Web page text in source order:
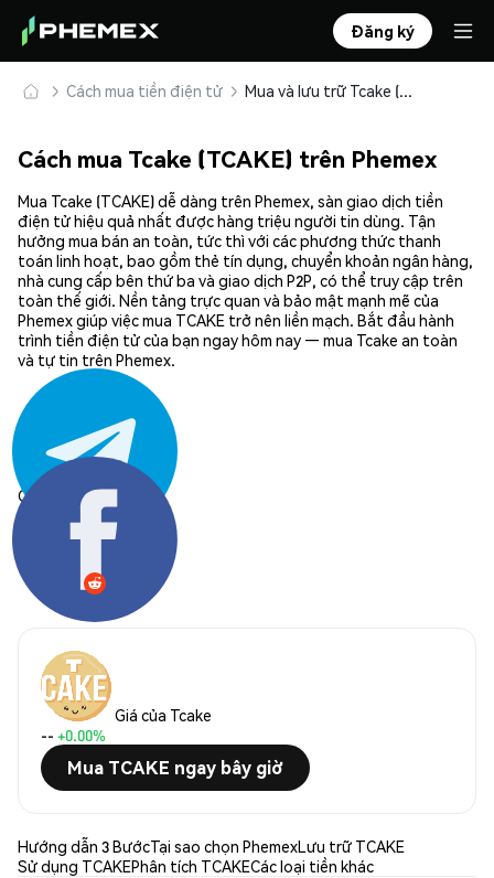
Đăng ký
Cách mua tiền điện tử Mua và lưu trữ Tcake (TCAKE) an toàn
Cách mua Tcake (TCAKE) trên Phemex
Mua Tcake (TCAKE) dễ dàng trên Phemex, sàn giao dịch tiền
điện tử hiệu quả nhất được hàng triệu người tin dùng. Tận
hưởng mua bán an toàn, tức thì với các phương thức thanh
toán linh hoạt, bao gồm thẻ tín dụng, chuyển khoản ngân hàng,
nhà cung cấp bên thứ ba và giao dịch P2P, có thể truy cập trên
toàn thế giới. Nền tảng trực quan và bảo mật mạnh mẽ của
Phemex giúp việc mua TCAKE trở nên liền mạch. Bắt đầu hành
trình tiền điện tử của bạn ngay hôm nay — mua Tcake an toàn
và tự tin trên Phemex.
Chia sẻ:
Giá của Tcake
-- +0.00%
Mua TCAKE ngay bây giờ
Hướng dẫn 3 BướcTại sao chọn PhemexLưu trữ TCAKE
Sử dụng TCAKEPhân tích TCAKECác loại tiền khác